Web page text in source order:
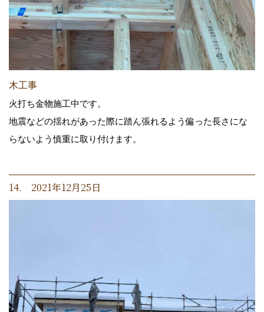
木工事
火打ち金物施工中です。
地震などの揺れがあった際に踏ん張れるよう偏った長さにな
らないよう慎重に取り付けます。
14. 2021年12月25日